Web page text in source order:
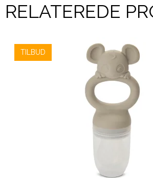
RELATEREDE
TILBUD